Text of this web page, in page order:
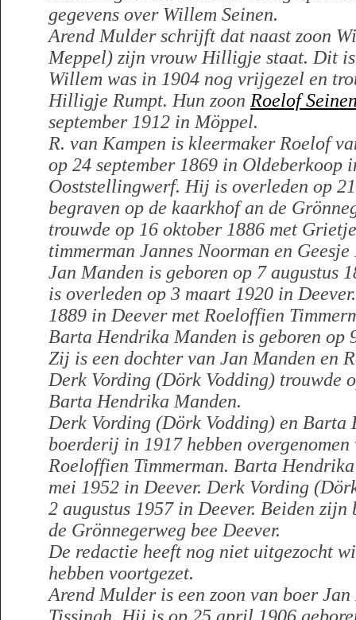
gegevens over Willem Seinen.
Arend Mulder schrijft dat naast zoon
Meppel) zijn vrouw Hilligje staat. Dit
Willem was in 1904 nog vrijgezel en
Hilligje Rumpt. Hun zoon Roelof
september 1912 in Möppel.
R. van Kampen is kleermaker Roelof
op 24 september 1869 in Oldeberkoop
Ooststellingwerf. Hij is overleden op
begraven op de kaarkhof an de
trouwde op 16 oktober 1886 met
timmerman Jannes Noorman en
Jan Manden is geboren op 7 augustus
is overleden op 3 maart 1920 in
1889 in Deever met Roeloffien
Barta Hendrika Manden is geboren op
Zij is een dochter van Jan Manden en
Derk Vording (Dörk Vodding) trouwde
Barta Hendrika Manden.
Derk Vording (Dörk Vodding) en Barta
boerderij in 1917 hebben
Roeloffien Timmerman. Barta
mei 1952 in Deever. Derk Vording
2 augustus 1957 in Deever. Beiden
de Grönnegerweg bee Deever.
De redactie heeft nog niet uitgezocht
hebben voortgezet.
Arend Mulder is een zoon van boer